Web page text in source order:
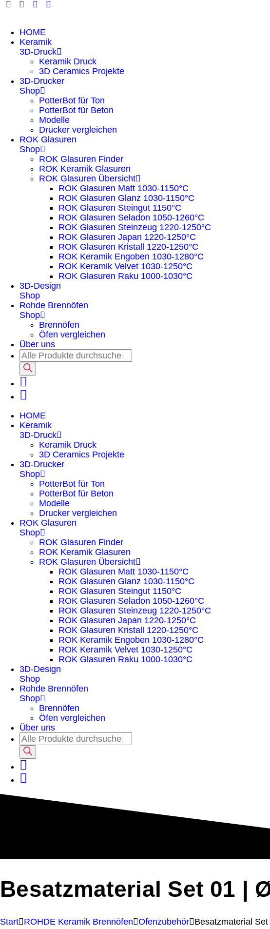
HOME
Keramik
3D-Druck
Keramik Druck
3D Ceramics Projekte
3D-Drucker
Shop
PotterBot für Ton
PotterBot für Beton
Modelle
Drucker vergleichen
ROK Glasuren
Shop
ROK Glasuren Finder
ROK Keramik Glasuren
ROK Glasuren Übersicht
ROK Glasuren Matt 1030-1150°C
ROK Glasuren Glanz 1030-1150°C
ROK Glasuren Steingut 1150°C
ROK Glasuren Seladon 1050-1260°C
ROK Glasuren Steinzeug 1220-1250°C
ROK Glasuren Japan 1220-1250°C
ROK Glasuren Kristall 1220-1250°C
ROK Keramik Engoben 1030-1280°C
ROK Keramik Velvet 1030-1250°C
ROK Glasuren Raku 1000-1030°C
3D-Design
Shop
Rohde Brennöfen
Shop
Brennöfen
Öfen vergleichen
Über uns
HOME
Keramik
3D-Druck
Keramik Druck
3D Ceramics Projekte
3D-Drucker
Shop
PotterBot für Ton
PotterBot für Beton
Modelle
Drucker vergleichen
ROK Glasuren
Shop
ROK Glasuren Finder
ROK Keramik Glasuren
ROK Glasuren Übersicht
ROK Glasuren Matt 1030-1150°C
ROK Glasuren Glanz 1030-1150°C
ROK Glasuren Steingut 1150°C
ROK Glasuren Seladon 1050-1260°C
ROK Glasuren Steinzeug 1220-1250°C
ROK Glasuren Japan 1220-1250°C
ROK Glasuren Kristall 1220-1250°C
ROK Keramik Engoben 1030-1280°C
ROK Keramik Velvet 1030-1250°C
ROK Glasuren Raku 1000-1030°C
3D-Design
Shop
Rohde Brennöfen
Shop
Brennöfen
Öfen vergleichen
Über uns
Besatzmaterial Set 01 |
Start ROHDE Keramik Brennöfen Ofenzubehör Besatzmaterial